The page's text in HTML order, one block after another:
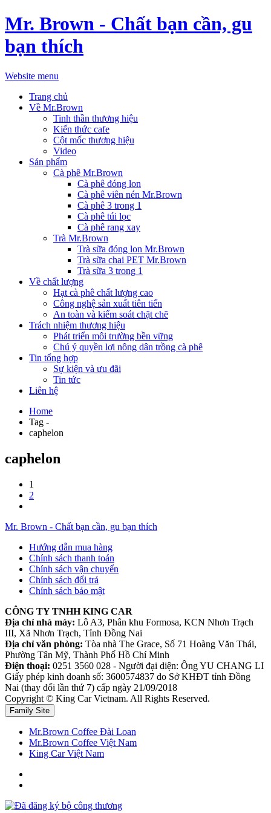
Mr. Brown - Chất bạn cần, gu
bạn thích
Website menu
Trang chủ
Về Mr.Brown
Tinh thần thương hiệu
Kiến thức cafe
Cột mốc thương hiệu
Video
Sản phẩm
Cà phê Mr.Brown
Cà phê đóng lon
Cà phê viên nén Mr.Brown
Cà phê 3 trong 1
Cà phê túi lọc
Cà phê rang xay
Trà Mr.Brown
Trà sữa đóng lon Mr.Brown
Trà sữa chai PET Mr.Brown
Trà sữa 3 trong 1
Về chất lượng
Hạt cà phê chất lượng cao
Công nghệ sản xuất tiên tiến
An toàn và kiểm soát chặt chẽ
Trách nhiệm thương hiệu
Phát triển môi trường bền vững
Chú ý quyền lợi nông dân trồng cà phê
Tin tổng hợp
Sự kiện và ưu đãi
Tin tức
Liên hệ
Home
Tag -
caphelon
caphelon
1
2
Mr. Brown - Chất bạn cần, gu bạn thích
Hướng dẫn mua hàng
Chính sách thanh toán
Chính sách vận chuyển
Chính sách đổi trả
Chính sách bảo mật
CÔNG TY TNHH KING CAR
Địa chỉ nhà máy: Lô A3, Phân khu Formosa, KCN Nhơn Trạch
III, Xã Nhơn Trạch, Tỉnh Đồng Nai
Địa chỉ văn phòng: Tòa nhà The Grace, Số 71 Hoàng Văn Thái,
Phường Tân Mỹ, Thành Phố Hồ Chí Minh
Điện thoại: 0251 3560 028 - Người đại diện: Ông YU CHANG LI
Giấy phép kinh doanh số: 3600574837 do Sở KHĐT tỉnh Đồng
Nai (thay đổi lần thứ 7) cấp ngày 21/09/2018
Copyright © King Car Vietnam. All Rights Reserved.
Family Site
Mr.Brown Coffee Đài Loan
Mr.Brown Coffee Việt Nam
King Car Việt Nam